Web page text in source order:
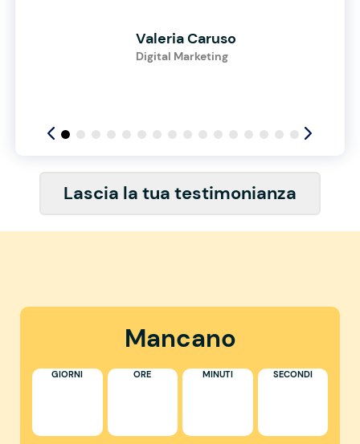
Valeria Caruso
Digital Marketing
Lascia la tua testimonianza
Mancano
GIORNI ORE MINUTI SECONDI